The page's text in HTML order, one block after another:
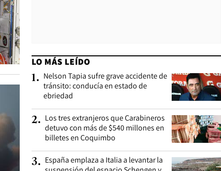
LO MÁS LEÍDO
1. Nelson Tapia sufre grave accidente de
tránsito: conducía en estado de
ebriedad
2. Los tres extranjeros que Carabineros
detuvo con más de $540 millones en
billetes en Coquimbo
3. España emplaza a Italia a levantar la